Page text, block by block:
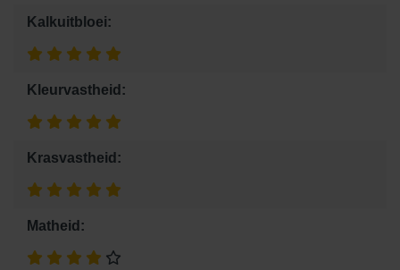
Kalkuitbloei:
Kleurvastheid:
Krasvastheid:
Matheid: